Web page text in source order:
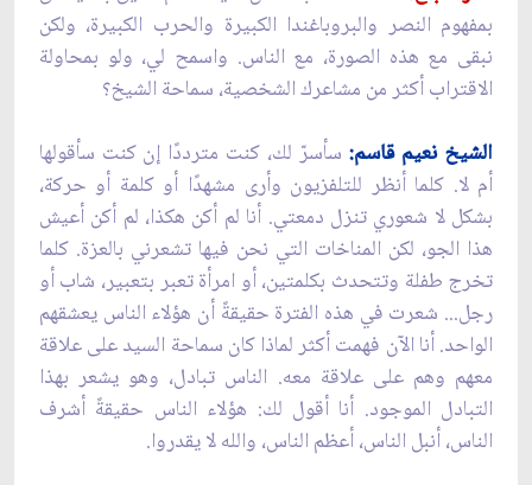
بمفهوم النصر والبروباغندا الكبيرة والحرب الكبيرة، ولكن
نبقى مع هذه الصورة، مع الناس. واسمح لي، ولو بمحاولة
الاقتراب أكثر من مشاعرك الشخصية، سماحة الشيخ؟
الشيخ نعيم قاسم: سأسرّ لك، كنت مترددًا إن كنت سأقولها
أم لا. كلما أنظر للتلفزيون وأرى مشهدًا أو كلمة أو حركة،
بشكل لا شعوري تنزل دمعتي. أنا لم أكن هكذا، لم أكن أعيش
هذا الجو، لكن المناخات التي نحن فيها تشعرني بالعزة. كلما
تخرج طفلة وتتحدث بكلمتين، أو امرأة تعبر بتعبير، شاب أو
رجل... شعرت في هذه الفترة حقيقةً أن هؤلاء الناس يعشقهم
الواحد. أنا الآن فهمت أكثر لماذا كان سماحة السيد على علاقة
معهم وهم على علاقة معه. الناس تبادل، وهو يشعر بهذا
التبادل الموجود. أنا أقول لك: هؤلاء الناس حقيقةً أشرف
الناس، أنبل الناس، أعظم الناس، والله لا يقدروا.